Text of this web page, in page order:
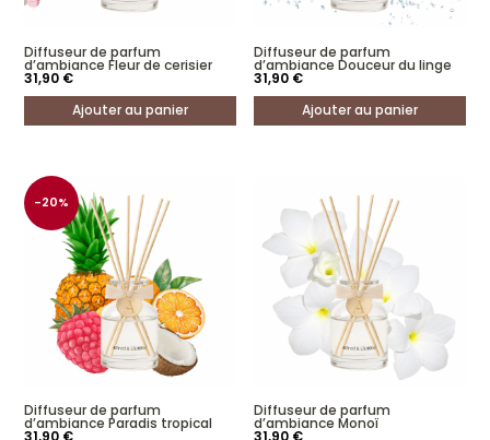
Diffuseur de parfum
d’ambiance Fleur de cerisier
31,90 €
Ajouter au panier
Diffuseur de parfum
d’ambiance Douceur du linge
31,90 €
Ajouter au panier
-20%
Diffuseur de parfum
d’ambiance Paradis tropical
31,90 €
Diffuseur de parfum
d’ambiance Monoï
31,90 €